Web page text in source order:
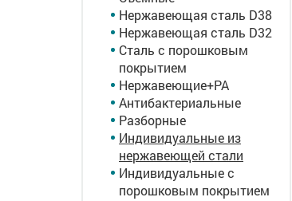
Нержавеющая сталь D38
Нержавеющая сталь D32
Сталь с порошковым
покрытием
Нержавеющие+PA
Антибактериальные
Разборные
Индивидуальные из
нержавеющей стали
Индивидуальные с
порошковым покрытием